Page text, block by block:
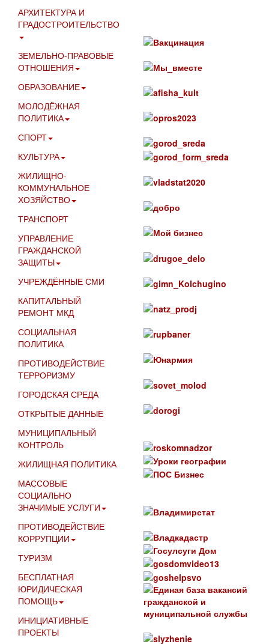
АРХИТЕКТУРА И
ГРАДОСТРОИТЕЛЬСТВО
ЗЕМЕЛЬНО-ПРАВОВЫЕ
ОТНОШЕНИЯ
ОБРАЗОВАНИЕ
МОЛОДЁЖНАЯ
ПОЛИТИКА
СПОРТ
КУЛЬТУРА
ЖИЛИЩНО-
КОММУНАЛЬНОЕ
ХОЗЯЙСТВО
ТРАНСПОРТ
УПРАВЛЕНИЕ
ГРАЖДАНСКОЙ
ЗАЩИТЫ
УЧРЕЖДЁННЫЕ СМИ
КАПИТАЛЬНЫЙ
РЕМОНТ МКД
СОЦИАЛЬНАЯ
ПОЛИТИКА
ПРОТИВОДЕЙСТВИЕ
ТЕРРОРИЗМУ
ГОРОДСКАЯ СРЕДА
ОТКРЫТЫЕ ДАННЫЕ
МУНИЦИПАЛЬНЫЙ
КОНТРОЛЬ
ЖИЛИЩНАЯ ПОЛИТИКА
МАССОВЫЕ
СОЦИАЛЬНО
ЗНАЧИМЫЕ УСЛУГИ
ПРОТИВОДЕЙСТВИЕ
КОРРУПЦИИ
ТУРИЗМ
БЕСПЛАТНАЯ
ЮРИДИЧЕСКАЯ
ПОМОЩЬ
ИНИЦИАТИВНЫЕ
ПРОЕКТЫ